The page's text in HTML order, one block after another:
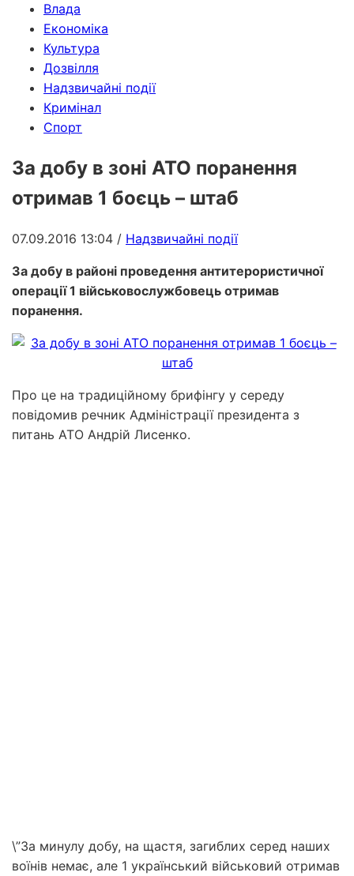
Влада
Економіка
Культура
Дозвілля
Надзвичайні події
Кримінал
Спорт
За добу в зоні АТО поранення
отримав 1 боєць – штаб
07.09.2016 13:04 / Надзвичайні події
За добу в районі проведення антитерористичної
операції 1 військовослужбовець отримав
поранення.
Про це на традиційному брифінгу у середу
повідомив речник Адміністрації президента з
питань АТО Андрій Лисенко.
\”За минулу добу, на щастя, загиблих серед наших
воїнів немає, але 1 український військовий отримав